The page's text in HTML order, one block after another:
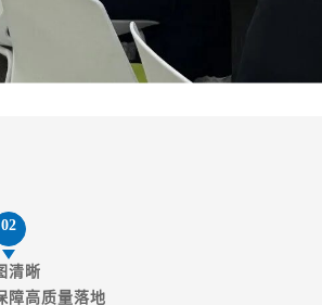
02
清晰
障高质量落地